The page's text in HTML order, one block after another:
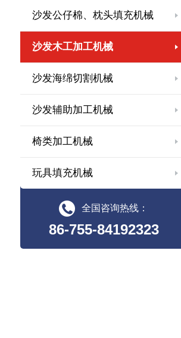
沙发公仔棉、枕头填充机械
沙发木工加工机械
沙发海绵切割机械
沙发辅助加工机械
椅类加工机械
玩具填充机械
全国咨询热线：
86-755-84192323